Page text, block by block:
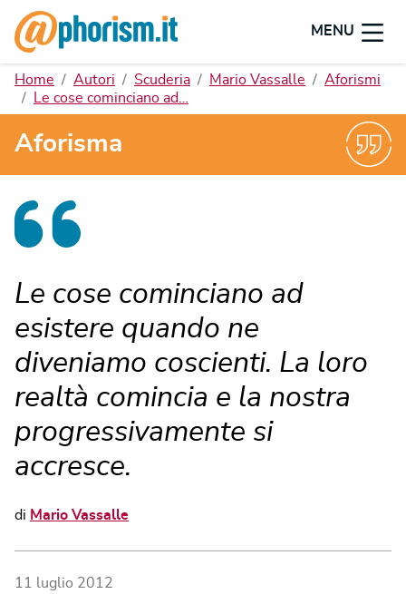
MENU
Home Autori Scuderia Mario Vassalle
Aforismi
Le cose cominciano ad…
Aforisma
Le cose cominciano ad
esistere quando ne
diveniamo coscienti. La loro
realtà comincia e la nostra
progressivamente si
accresce.
di Mario Vassalle
11 luglio 2012